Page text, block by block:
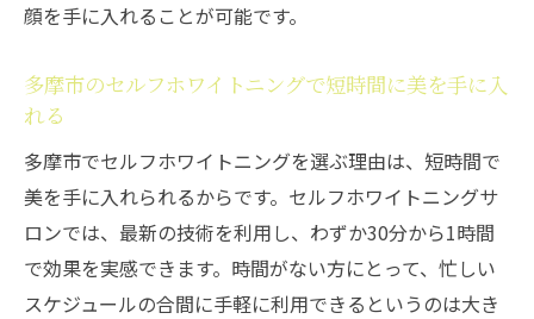
顔を手に入れることが可能です。
多摩市のセルフホワイトニングで短時間に美を手に入
れる
多摩市でセルフホワイトニングを選ぶ理由は、短時間で
美を手に入れられるからです。セルフホワイトニングサ
ロンでは、最新の技術を利用し、わずか30分から1時間
で効果を実感できます。時間がない方にとって、忙しい
スケジュールの合間に手軽に利用できるというのは大き